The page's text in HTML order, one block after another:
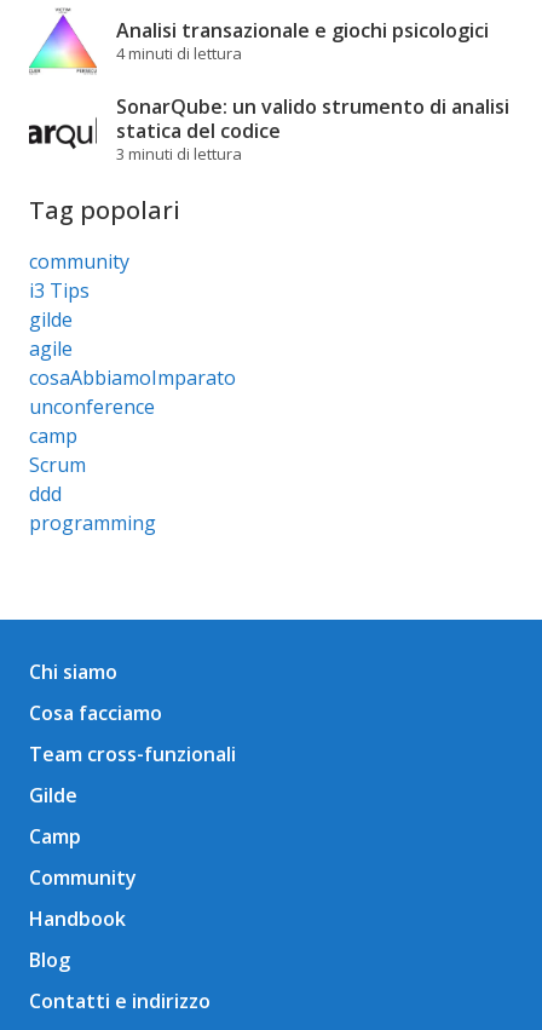
Analisi transazionale e giochi psicologici
4 minuti di lettura
SonarQube: un valido strumento di analisi
statica del codice
3 minuti di lettura
Tag popolari
community
i3 Tips
gilde
agile
cosaAbbiamoImparato
unconference
camp
Scrum
ddd
programming
Chi siamo
Cosa facciamo
Team cross-funzionali
Gilde
Camp
Community
Handbook
Blog
Contatti e indirizzo